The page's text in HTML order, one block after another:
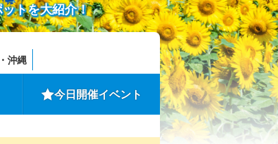
トを大紹介！
沖縄
今日開催イベント